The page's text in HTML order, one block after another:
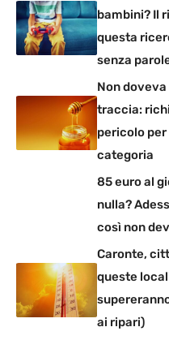
bambini? Il
questa
senza
Non
traccia:
pericolo per
categoria
85 euro al
nulla?
così non
Caronte,
queste
ai ripari)